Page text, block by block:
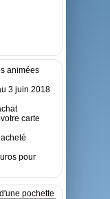
animées
3 juin 2018
carte
pour
pochette